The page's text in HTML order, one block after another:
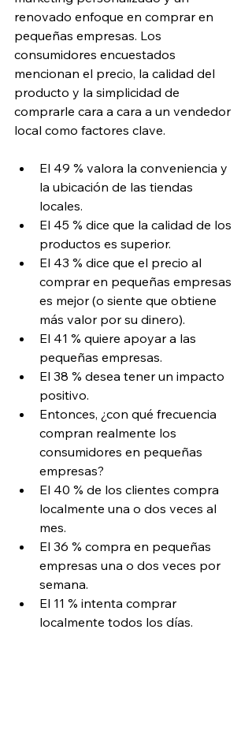
renovado enfoque en comprar en
pequeñas empresas. Los
consumidores encuestados
mencionan el precio, la calidad del
producto y la simplicidad de
comprarle cara a cara a un vendedor
local como factores clave.
El 49 % valora la conveniencia y
la ubicación de las tiendas
locales.
El 45 % dice que la calidad de los
productos es superior.
El 43 % dice que el precio al
comprar en pequeñas empresas
es mejor (o siente que obtiene
más valor por su dinero).
El 41 % quiere apoyar a las
pequeñas empresas.
El 38 % desea tener un impacto
positivo.
Entonces, ¿con qué frecuencia
compran realmente los
consumidores en pequeñas
empresas?
El 40 % de los clientes compra
localmente una o dos veces al
mes.
El 36 % compra en pequeñas
empresas una o dos veces por
semana.
El 11 % intenta comprar
localmente todos los días.